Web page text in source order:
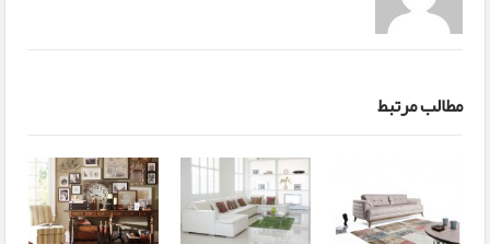
مطالب مرتبط